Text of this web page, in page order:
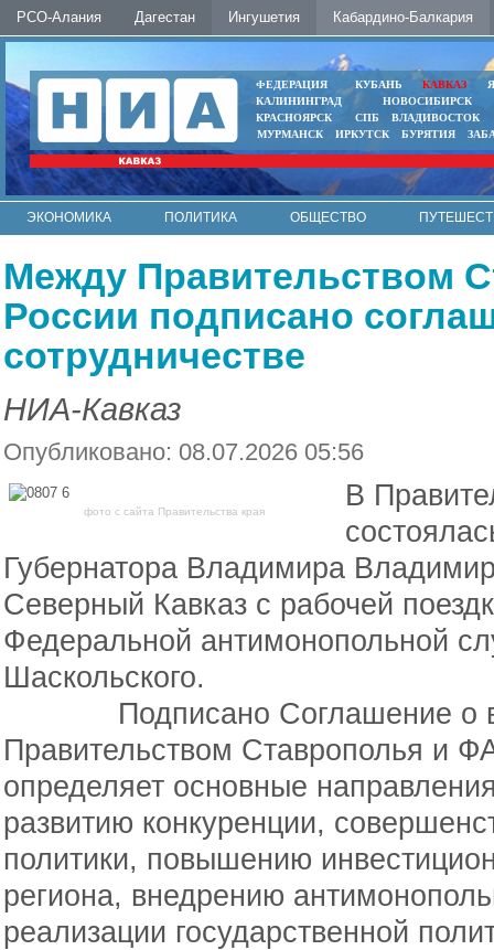
РСО-Алания Дагестан Ингушетия Кабардино-Балкария
ФЕДЕРАЦИЯ КУБАНЬ КАВКАЗ
КАЛИНИНГРАД
НОВОСИБИРСК
КРАСНОЯРСК
СПБ
ВЛАДИВОСТОК
МУРМАНСК
ИРКУТСК БУРЯТИЯ
ЭКОНОМИКА ПОЛИТИКА ОБЩЕСТВО
Между Правительством
России подписано
сотрудничестве
НИА-Кавказ
Опубликовано: 08.07.2026 05:56
фото с сайта Правительства края
В
Губернатора Владимира
Северный Кавказ с рабочей
Федеральной антимонопольной
Шаскольского.
Подписано Соглашение о
Правительством Ставрополья и
определяет основные
развитию конкуренции,
политики, повышению
региона, внедрению
реализации государственной